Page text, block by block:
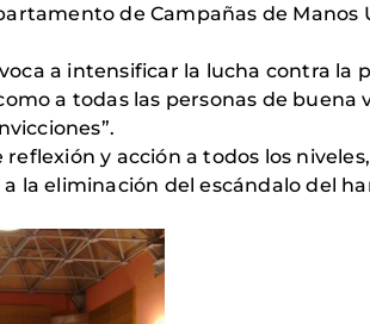
de Campañas de Manos
a intensificar la lucha contra la
a todas las personas de buena
y acción a todos los
la eliminación del escándalo del